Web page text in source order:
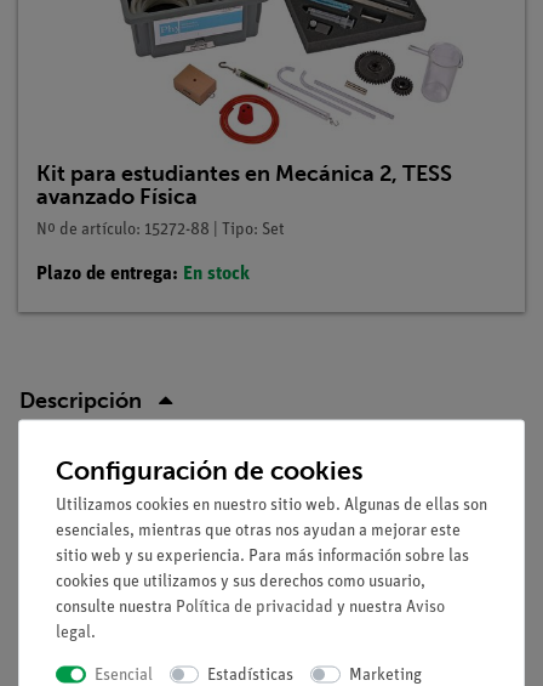
Kit para estudiantes en Mecánica 2, TESS
avanzado Física
Nº de artículo: 15272-88 | Tipo: Set
Plazo de entrega: En stock
Descripción
Principio
Tirando de un bloque en un punto por encima de su centro de
gravedad contra un obstáculo en su base, los alumnos deben
observar que un objeto siempre vuelca cuando el trazo de una
plomada que pasa por su centro de gravedad queda fuera de
su base de sustentación.
Ventajas
Configuración de cookies
Utilizamos cookies en nuestro sitio web. Algunas de ellas son
esenciales, mientras que otras nos ayudan a mejorar este
sitio web y su experiencia. Para más información sobre las
cookies que utilizamos y sus derechos como usuario,
consulte nuestra Política de privacidad y nuestra Aviso
legal.
Esencial Estadísticas Marketing